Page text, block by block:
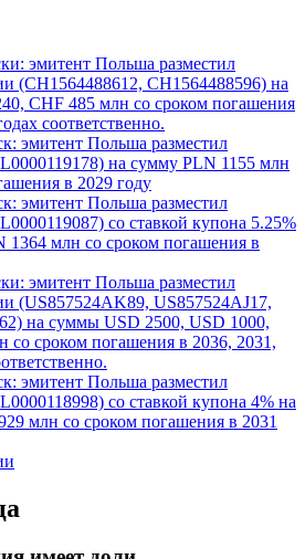
эмитент Польша разместил
(CH1564488612, CH1564488596) на
CHF 485 млн со сроком погашения
соответственно.
эмитент Польша разместил
на сумму PLN 1155 млн
в 2029 году
эмитент Польша разместил
со ставкой купона 5.25%
1364 млн со сроком погашения в
эмитент Польша разместил
(US857524AK89, US857524AJ17,
на суммы USD 2500, USD 1000,
со сроком погашения в 2036, 2031,
эмитент Польша разместил
со ставкой купона 4% на
млн со сроком погашения в 2031